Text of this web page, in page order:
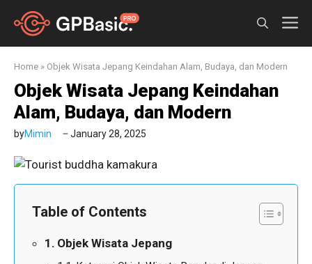
Home » Objek Wisata Jepang Keindahan Alam, Budaya, dan Modern
Objek Wisata Jepang Keindahan
Alam, Budaya, dan Modern
byMimin January 28, 2025
Table of Contents
Objek Wisata Jepang